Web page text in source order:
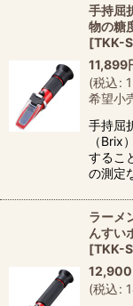
手持屈
物の糖
[TKK-
11,899
(税込:
希望小
手持屈
（Brix
するこ
の測定
ラーメ
んすい
[TKK-
12,900
(税込: